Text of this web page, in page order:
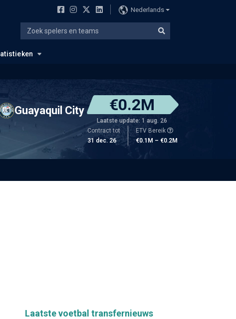
Nederlands
Guayaquil City €0.2M
Laatste update: 1 aug. 26
Contract tot
31 dec. 26
ETV Bereik
€0.1M – €0.2M
Laatste voetbal transfernieuws